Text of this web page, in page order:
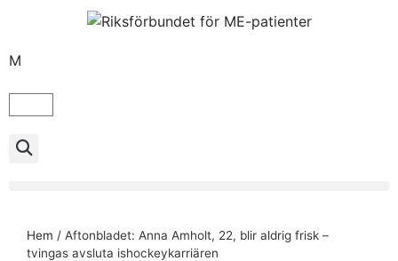
M
Hem / Aftonbladet: Anna Amholt, 22, blir aldrig frisk –
tvingas avsluta ishockeykarriären